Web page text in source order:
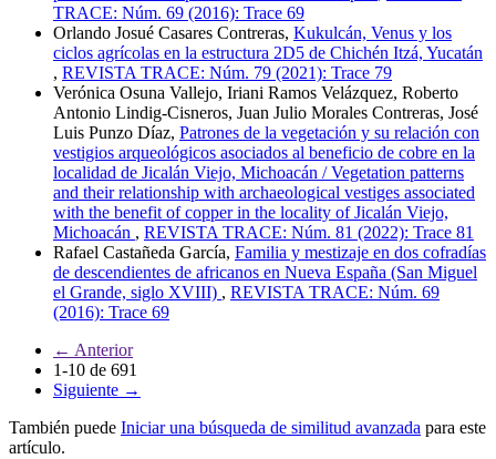
TRACE: Núm. 69 (2016): Trace 69
Orlando Josué Casares Contreras, Kukulcán, Venus y los
ciclos agrícolas en la estructura 2D5 de Chichén Itzá, Yucatán
, REVISTA TRACE: Núm. 79 (2021): Trace 79
Verónica Osuna Vallejo, Iriani Ramos Velázquez, Roberto
Antonio Lindig-Cisneros, Juan Julio Morales Contreras, José
Luis Punzo Díaz, Patrones de la vegetación y su relación con
vestigios arqueológicos asociados al beneficio de cobre en la
localidad de Jicalán Viejo, Michoacán / Vegetation patterns
and their relationship with archaeological vestiges associated
with the benefit of copper in the locality of Jicalán Viejo,
Michoacán , REVISTA TRACE: Núm. 81 (2022): Trace 81
Rafael Castañeda García, Familia y mestizaje en dos cofradías
de descendientes de africanos en Nueva España (San Miguel
el Grande, siglo XVIII) , REVISTA TRACE: Núm. 69
(2016): Trace 69
← Anterior
1-10 de 691
Siguiente →
También puede Iniciar una búsqueda de similitud avanzada para este
artículo.